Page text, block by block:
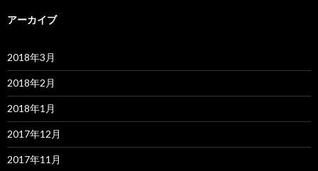
アーカイブ
2018年3月
2018年2月
2018年1月
2017年12月
2017年11月